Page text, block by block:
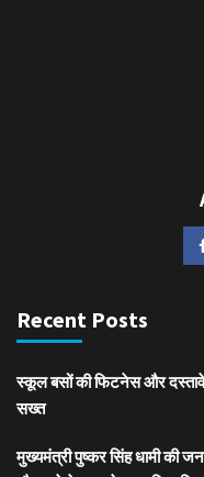
Recent Posts
स्कूल बसों की फिटनेस और
सख्त
मुख्यमंत्री पुष्कर सिंह धामी की